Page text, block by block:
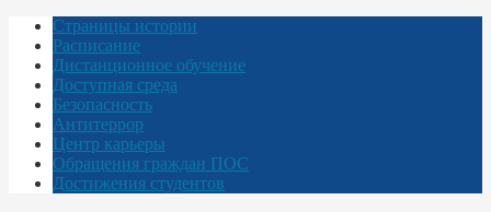
Страницы истории
Расписание
Дистанционное обучение
Доступная среда
Безопасность
Антитеррор
Центр карьеры
Обращения граждан ПОС
Достижения студентов